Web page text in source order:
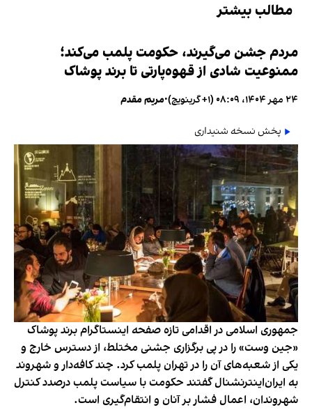
مطالب بیشتر
مردم جشن می‌گیرند، حکومت پلمب می‌کند؛
ممنوعیت شادی از قهوه‌پارتی تا برند پوشاک
۲۴ مهر ۱۴۰۴، ۰۸:۰۹ (‎+۱ گرینویچ) •مریم مقدم
پخش نسخه شنیداری
جمهوری اسلامی در اقدامی تازه صفحه اینستاگرام برند پوشاک
«جین وست» را در پی برگزاری جشنی مختلط، از دسترس خارج و
یکی از شعبه‌های آن را در تهران پلمب کرد. چند کافه‌‌دار و شهروند
به ایران‌اینترنشنال گفتند حکومت با سیاست پلمب درصدد کنترل
شهروندان، اعمال فشار بر آنان و انتقام‌گیری است.